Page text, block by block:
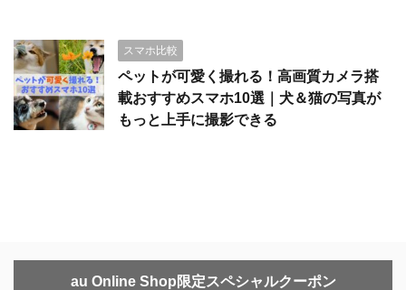
スマホ比較
ペットが可愛く撮れる！高画質カメラ搭
載おすすめスマホ10選｜犬＆猫の写真が
もっと上手に撮影できる
au Online Shop限定スペシャルクーポン